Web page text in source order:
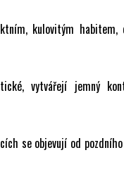
kulovitým habitem,
vytvářejí jemný
se objevují od